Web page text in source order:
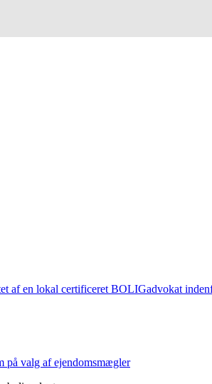
af en lokal certificeret BOLIGadvokat
på valg af ejendomsmægler